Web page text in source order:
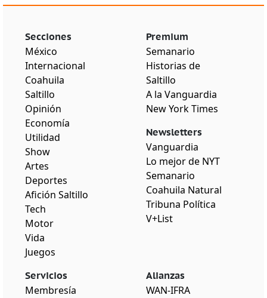
Secciones
México
Internacional
Coahuila
Saltillo
Opinión
Economía
Utilidad
Show
Artes
Deportes
Afición Saltillo
Tech
Motor
Vida
Juegos
Premium
Semanario
Historias de
Saltillo
A la Vanguardia
New York Times
Newsletters
Vanguardia
Lo mejor de NYT
Semanario
Coahuila Natural
Tribuna Política
V+List
Servicios
Membresía
Alianzas
WAN-IFRA